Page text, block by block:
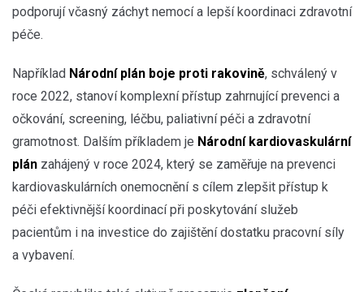
podporují včasný záchyt nemocí a lepší koordinaci zdravotní
péče.
Například Národní plán boje proti rakovině, schválený v
roce 2022, stanoví komplexní přístup zahrnující prevenci a
očkování, screening, léčbu, paliativní péči a zdravotní
gramotnost. Dalším příkladem je Národní kardiovaskulární
plán zahájený v roce 2024, který se zaměřuje na prevenci
kardiovaskulárních onemocnění s cílem zlepšit přístup k
péči efektivnější koordinací při poskytování služeb
pacientům i na investice do zajištění dostatku pracovní síly
a vybavení.